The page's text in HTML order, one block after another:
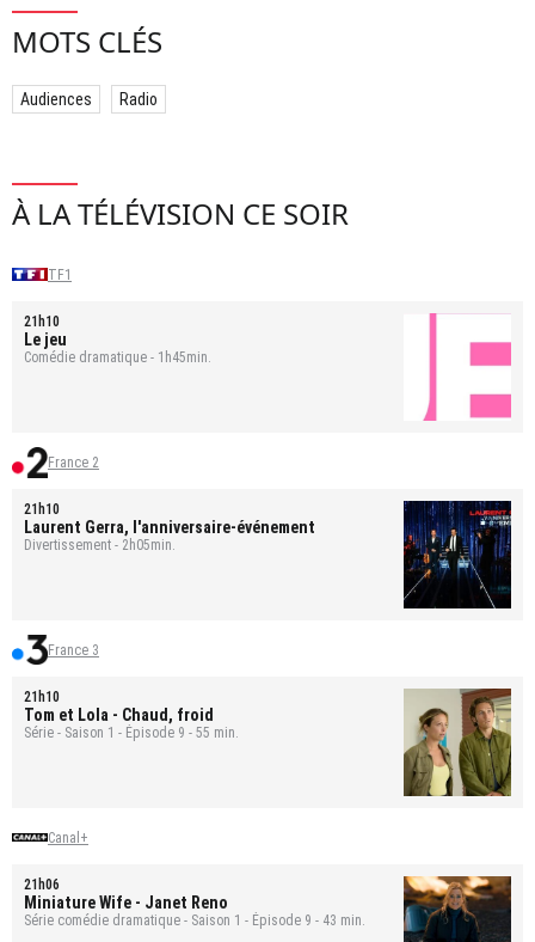
MOTS CLÉS
Audiences Radio
À LA TÉLÉVISION CE SOIR
TF1
21h10
Le jeu
Comédie dramatique - 1h45min.
France 2
21h10
Laurent Gerra, l'anniversaire-événement
Divertissement - 2h05min.
France 3
21h10
Tom et Lola - Chaud, froid
Série - Saison 1 - Épisode 9 - 55 min.
Canal+
21h06
Miniature Wife - Janet Reno
Série comédie dramatique - Saison 1 - Épisode 9 - 43 min.